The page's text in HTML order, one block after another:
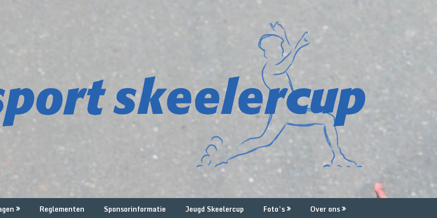
Reglementen Sponsorinformatie Jeugd Skeelercup Foto’s
Over ons